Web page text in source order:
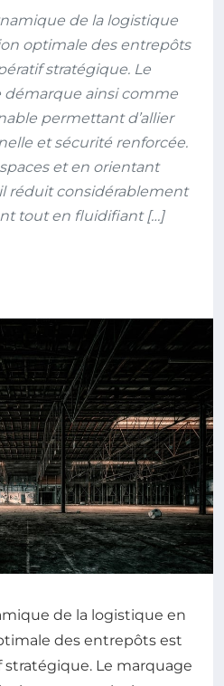
de la logistique
optimale des entrepôts
stratégique. Le
démarque ainsi comme
permettant d’allier
et sécurité renforcée.
et en orientant
réduit considérablement
tout en fluidifiant […]
de la logistique en
des entrepôts est
Le marquage